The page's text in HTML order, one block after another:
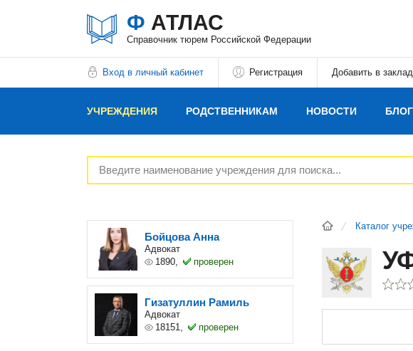
Ф АТЛАС
Справочник тюрем Российской Федерации
Вход в личный кабинет Регистрация Добавить в
УЧРЕЖДЕНИЯ РОДСТВЕННИКАМ НОВОСТИ БЛОГ
РЕКЛАМОДАТЕЛЯМ
Каталог
Бойцова Анна
Адвокат
1890,
проверен
Гизатуллин Рамиль
Адвокат
18151,
проверен